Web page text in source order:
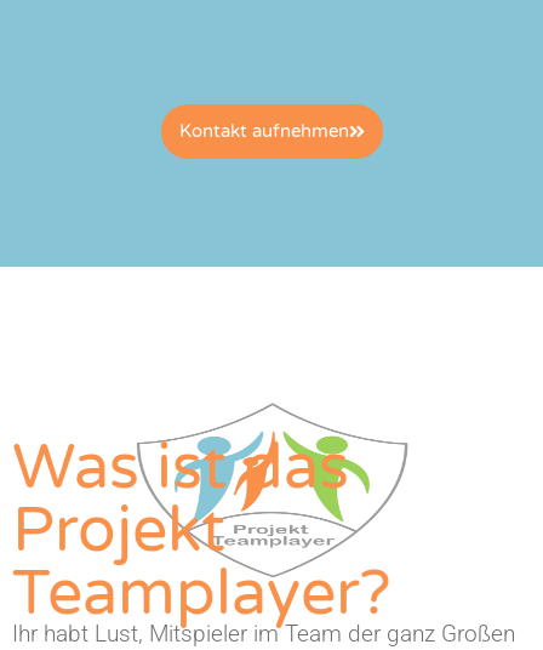
Kontakt aufnehmen
Was ist das
Projekt
Teamplayer?
Ihr habt Lust, Mitspieler im Team der ganz Großen